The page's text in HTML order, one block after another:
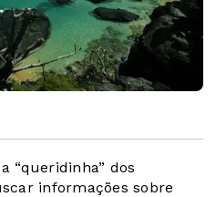
“queridinha” dos
informações sobre